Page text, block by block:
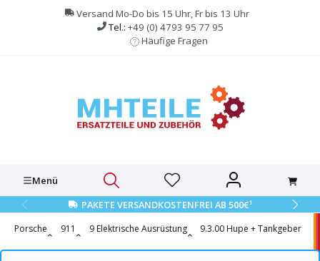
springen
Versand Mo-Do bis 15 Uhr, Fr bis 13 Uhr
Tel.: +49 (0) 4793 95 77 95
Häufige Fragen
Menü
PAKETE VERSANDKOSTENFREI AB 500€1
Porsche 911 9 Elektrische Ausrüstung 9.3.00 Hupe + Tankgeber